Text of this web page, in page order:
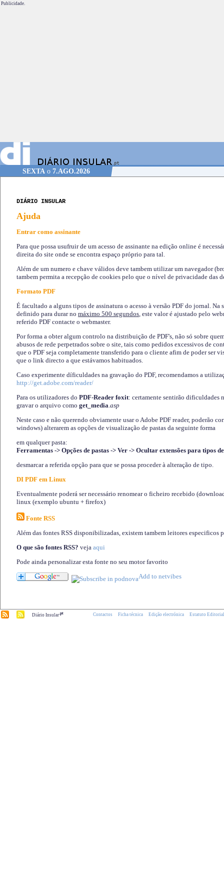
Publicidade.
SEXTA o 7.AGO.2026
DIÁRIO INSULAR
Ajuda
Entrar como assinante
Para que possa usufruir de um acesso de assinante na edição online é
direita do site onde se encontra espaço próprio para tal.
Além de um numero e chave válidos deve tambem utilizar um navegador
tambem permita a recepção de cookies pelo que o nível de privacidade das
Formato PDF
É facultado a alguns tipos de assinatura o acesso à versão PDF do jornal. Na
definido para durar no máximo 500 segundos, este valor é ajustado pelo
referido PDF contacte o webmaster.
Por forma a obter algum controlo na distribuição de PDF's, não só sobre
abusos de rede perpetrados sobre o site, tais como pedidos excessivos de
que o PDF seja completamente transferido para o cliente afim de poder ser
que o link directo a que estávamos habituados.
Caso experimente díficuldades na gravação do PDF, recomendamos a
http://get.adobe.com/reader/
Para os utilizadores do PDF-Reader foxit: certamente sentirão dificuldades
gravar o arquivo como get_media.asp
Neste caso e não querendo obviamente usar o Adobe PDF reader, poderão
windows) alterarem as opções de visualização de pastas da seguinte forma
em qualquer pasta:
Ferramentas -> Opções de pastas -> Ver -> Ocultar extensões para tipos
desmarcar a referida opção para que se possa proceder à alteração de tipo.
DI PDF em Linux
Eventualmente poderá ser necessário renomear o ficheiro recebido
linux (exemplo ubuntu + firefox)
Fonte RSS
Além das fontes RSS disponibilizadas, existem tambem leitores especificos
O que são fontes RSS? veja aqui
Pode ainda personalizar esta fonte no seu motor favorito
Diário Insular.pt Contactos Ficha técnica Edição electrónica Estatuto Editorial